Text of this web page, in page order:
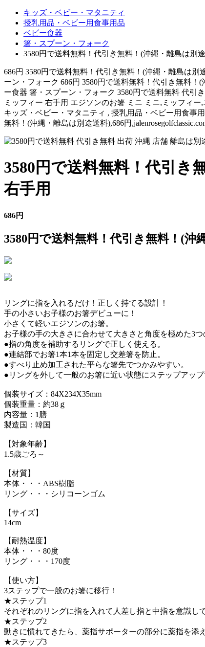
キッズ・ベビー・マタニティ
授乳用品・ベビー用食事用品
ベビー食器
箸・スプーン・フォーク
3580円で送料無料！代引き無料！(沖縄・離島は別
686円 3580円で送料無料！代引き無料！(沖縄・離島は
ーン・フォーク 686円 3580円で送料無料！代引き無料
ー食器 箸・スプーン・フォーク 3580円で送料無料 代引
ミッフィー 右手用 エジソンのお箸 ミニ ミニ,ミッフィー,
キッズ・ベビー・マタニティ , 授乳用品・ベビー用食事
無料！(沖縄・離島は別途送料),686円
3580円で送料無料！代引き
右手用
686円
3580円で送料無料！代引き無料！(
リングに指を入れるだけ！正しく持てる設計！
手の小さいお子様のお箸デビューに！
小さくて軽いエジソンのお箸。
お子様の手の大きさに合わせて大きさと角度を極めた3
●指の角度を補助するリングで正しく使える。
●連結部でお箸1本1本を固定し交差箸を防止。
●すべり止め加工された平らな箸先でつかみやすい。
●リングを外して一般のお箸に近い状態にステップアップ
個装サイズ：84X234X35mm
個装重量：約38ｇ
内容量：1膳
製造国：韓国
【対象年齢】
1.5歳ごろ～
【材質】
本体・・・ABS樹脂
リング・・・シリコーンゴム
【サイズ】
14cm
【耐熱温度】
本体・・・80度
リング・・・170度
【使い方】
3ステップで一般のお箸に移行！
★ステップ1
それぞれのリングに指を入れて人差し指と中指を意識し
★ステップ2
動きに慣れてきたら、薬指サポーターの部分に薬指を添
★ステップ3